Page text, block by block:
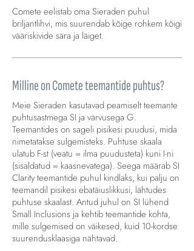
Comete eelistab oma Sieraden puhul
briljantlihvi, mis suurendab kõige rohkem kõigi
vääriskivide sära ja läiget.
Milline on Comete teemantide puhtus?
Meie Sieraden kasutavad peamiselt teemante
puhtusastmega SI ja värvusega G.
Teemantides on sageli pisikesi puudusi, mida
nimetatakse sulgemisteks. Puhtuse skaala
ulatub F-st (veatu = ilma puudusteta) kuni I-ni
(sisaldatud = kaasnevatega). Seega määrab SI
Clarity teemantide puhul kindlaks, kui palju on
teemandil pisikesi ebatäiuslikkusi, lähtudes
puhtuse skaalast. Antud juhul on SI lühend
Small Inclusions ja kehtib teemantide kohta,
mille sulgemised on väikesed, kuid 10-kordse
suurendusklaasiga nähtavad.